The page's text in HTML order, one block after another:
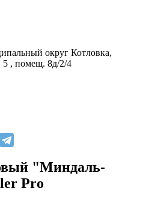
округ Котловка,
5 , помещ. 8д/2/4
"Миндаль-
Pro